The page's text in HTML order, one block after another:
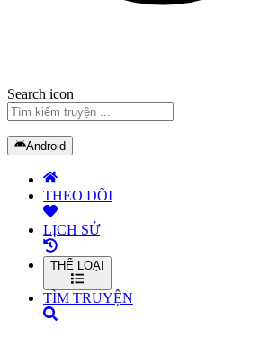
Search icon
Android
THEO DÕI
LỊCH SỬ
THỂ LOẠI
TÌM TRUYỆN